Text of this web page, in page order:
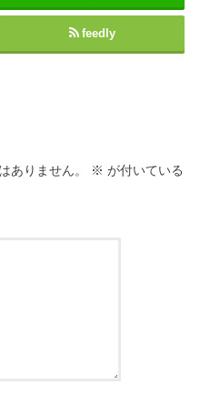
feedly
ありません。 ※ が付いている